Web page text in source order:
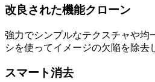
改良された機能クローン
強力でシンプルなテクスチャや均
シを使ってイメージの欠陥を除去
スマート消去